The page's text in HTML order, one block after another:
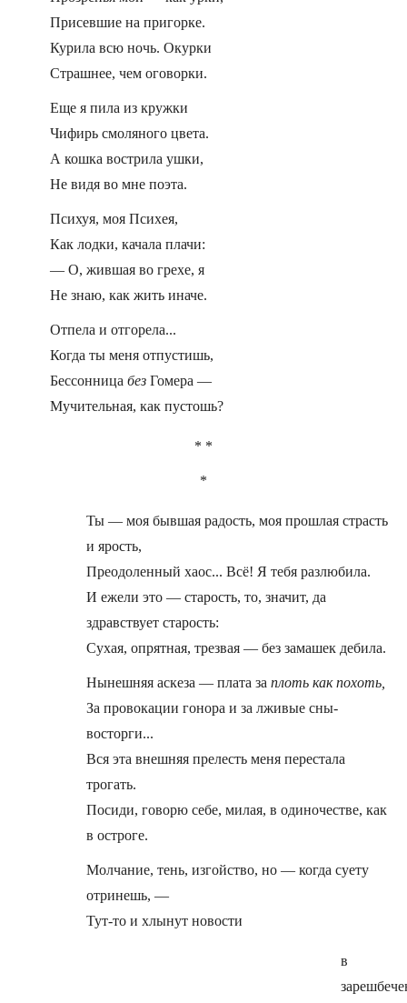
Присевшие на пригорке.
Курила всю ночь. Окурки
Страшнее, чем оговорки.
Еще я пила из кружки
Чифирь смоляного цвета.
А кошка вострила ушки,
Не видя во мне поэта.
Психуя, моя Психея,
Как лодки, качала плачи:
— О, жившая во грехе, я
Не знаю, как жить иначе.
Отпела и отгорела...
Когда ты меня отпустишь,
Бессонница без Гомера —
Мучительная, как пустошь?
* *
*
Ты — моя бывшая радость, моя прошлая страсть
и ярость,
Преодоленный хаос... Всё! Я тебя разлюбила.
И ежели это — старость, то, значит, да
здравствует старость:
Сухая, опрятная, трезвая — без замашек дебила.
Нынешняя аскеза — плата за плоть как похоть,
За провокации гонора и за лживые сны-
восторги...
Вся эта внешняя прелесть меня перестала
трогать.
Посиди, говорю себе, милая, в одиночестве, как
в остроге.
Молчание, тень, изгойство, но — когда суету
отринешь, —
Тут-то и хлынут новости
в